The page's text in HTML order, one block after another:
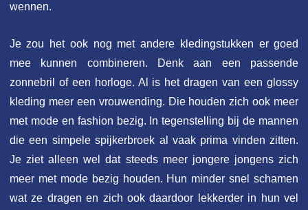
wennen.
Je zou het ook nog met andere kledingstukken er goed
mee kunnen combineren. Denk aan een passende
zonnebril of een horloge. Al is het dragen van een glossy
kleding meer een vrouwending. Die houden zich ook meer
met mode en fashion bezig. In tegenstelling bij de mannen
die een simpele spijkerbroek al vaak prima vinden zitten.
Je ziet alleen wel dat steeds meer jongere jongens zich
meer met mode bezig houden. Hun minder snel schamen
wat ze dragen en zich ook daardoor lekkerder in hun vel